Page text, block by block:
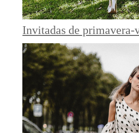
Invitadas de primavera-